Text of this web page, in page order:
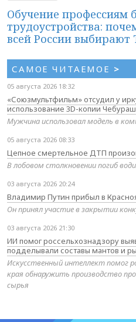
Обучение профессиям
трудоустройства:
всей России выбирают
САМОЕ ЧИТАЕМОЕ >
05 августа 2026 18:32
«Союзмультфильм» отсудил у
использование 3D-копии
Мужчина использовал модель в
05 августа 2026 08:33
Цепное смертельное ДТП
В лобовом столкновении погиб
03 августа 2026 20:24
Владимир Путин прибыл в
Он принял участие в закрытии
03 августа 2026 21:30
ИИ помог россельхознадзору
подделывали составы мантов и
Искусственный интеллект помог
края обнаружить производство
сырья